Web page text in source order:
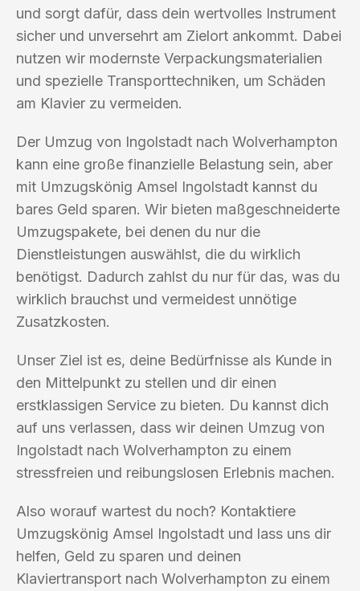
und sorgt dafür, dass dein wertvolles Instrument
sicher und unversehrt am Zielort ankommt. Dabei
nutzen wir modernste Verpackungsmaterialien
und spezielle Transporttechniken, um Schäden
am Klavier zu vermeiden.
Der Umzug von Ingolstadt nach Wolverhampton
kann eine große finanzielle Belastung sein, aber
mit Umzugskönig Amsel Ingolstadt kannst du
bares Geld sparen. Wir bieten maßgeschneiderte
Umzugspakete, bei denen du nur die
Dienstleistungen auswählst, die du wirklich
benötigst. Dadurch zahlst du nur für das, was du
wirklich brauchst und vermeidest unnötige
Zusatzkosten.
Unser Ziel ist es, deine Bedürfnisse als Kunde in
den Mittelpunkt zu stellen und dir einen
erstklassigen Service zu bieten. Du kannst dich
auf uns verlassen, dass wir deinen Umzug von
Ingolstadt nach Wolverhampton zu einem
stressfreien und reibungslosen Erlebnis machen.
Also worauf wartest du noch? Kontaktiere
Umzugskönig Amsel Ingolstadt und lass uns dir
helfen, Geld zu sparen und deinen
Klaviertransport nach Wolverhampton zu einem